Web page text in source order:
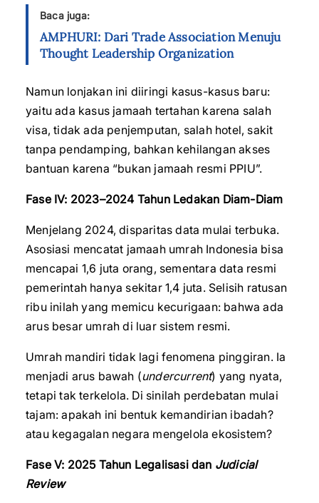
Baca juga:
AMPHURI: Dari Trade Association Menuju
Thought Leadership Organization
Namun lonjakan ini diiringi kasus-kasus baru:
yaitu ada kasus jamaah tertahan karena salah
visa, tidak ada penjemputan, salah hotel, sakit
tanpa pendamping, bahkan kehilangan akses
bantuan karena “bukan jamaah resmi PPIU”.
Fase IV: 2023–2024 Tahun Ledakan Diam-Diam
Menjelang 2024, disparitas data mulai terbuka.
Asosiasi mencatat jamaah umrah Indonesia bisa
mencapai 1,6 juta orang, sementara data resmi
pemerintah hanya sekitar 1,4 juta. Selisih ratusan
ribu inilah yang memicu kecurigaan: bahwa ada
arus besar umrah di luar sistem resmi.
Umrah mandiri tidak lagi fenomena pinggiran. Ia
menjadi arus bawah (undercurrent) yang nyata,
tetapi tak terkelola. Di sinilah perdebatan mulai
tajam: apakah ini bentuk kemandirian ibadah?
atau kegagalan negara mengelola ekosistem?
Fase V: 2025 Tahun Legalisasi dan Judicial
Review